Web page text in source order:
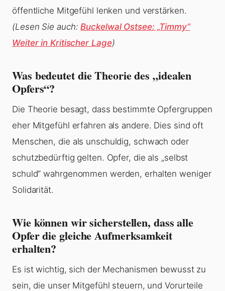
öffentliche Mitgefühl lenken und verstärken.
(Lesen Sie auch:Buckelwal Ostsee: „Timmy“
Weiter in Kritischer Lage)
Was bedeutet die Theorie des „idealen
Opfers“?
Die Theorie besagt, dass bestimmte Opfergruppen
eher Mitgefühl erfahren als andere. Dies sind oft
Menschen, die als unschuldig, schwach oder
schutzbedürftig gelten. Opfer, die als „selbst
schuld“ wahrgenommen werden, erhalten weniger
Solidarität.
Wie können wir sicherstellen, dass alle
Opfer die gleiche Aufmerksamkeit
erhalten?
Es ist wichtig, sich der Mechanismen bewusst zu
sein, die unser Mitgefühl steuern, und Vorurteile